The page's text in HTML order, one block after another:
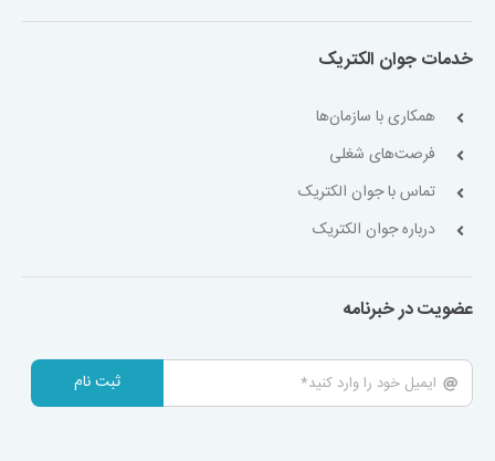
خدمات جوان الکتریک
همکاری با سازمان‌ها
فرصت‌های شغلی
تماس با جوان الکتریک
درباره جوان الکتریک
عضویت در خبرنامه
ثبت نام